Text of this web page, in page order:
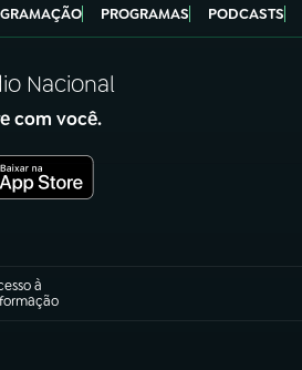
PROGRAMAS PODCASTS
Nacional
com você.
à